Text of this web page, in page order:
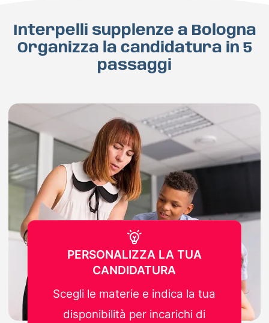
Interpelli supplenze a Bologna
Organizza la candidatura in 5
passaggi
PERSONALIZZA LA TUA
CANDIDATURA
Scegli le materie e indica la tua
disponibilità per incarichi di